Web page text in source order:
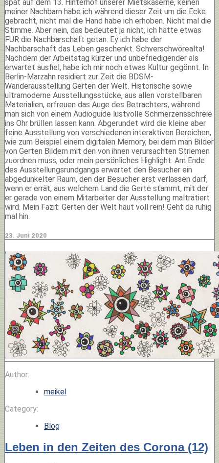
spät auf dem 13. Hinterhof unserer Mietskaserne, keinen
meiner Nachbarn habe ich während dieser Zeit um die Ecke
gebracht, nicht mal die Hand habe ich erhoben. Nicht mal die
Stimme. Aber nein, das bedeutet ja nicht, ich hätte etwas
FÜR die Nachbarschaft getan. Ey ich habe der
Nachbarschaft das Leben geschenkt. Schverschwörealta!
Nachdem der Arbeitstag kürzer und unbefriedigender als
erwartet ausfiel, habe ich mir noch etwas Kultur gegönnt. In
Berlin-Marzahn residiert zur Zeit die BDSM-
Wanderausstellung Gerten der Welt. Historische sowie
ultramoderne Ausstellungsstücke, aus allen vorstellbaren
Materialien, erfreuen das Auge des Betrachters, während
man sich von einem Audioguide lustvolle Schmerzensschreie
ins Ohr brüllen lassen kann. Abgerundet wird die kleine aber
feine Ausstellung von verschiedenen interaktiven Bereichen,
wie zum Beispiel einem digitalen Memory, bei dem man Bilder
von Gerten Bildern mit den von ihnen verursachten Striemen
zuordnen muss, oder mein persönliches Highlight: Am Ende
des Ausstellungsrundgangs erwartet den Besucher ein
abgedunkelter Raum, den der Besucher erst verlassen darf,
wenn er errät, aus welchem Land die Gerte stammt, mit der
er gerade von einem Mitarbeiter der Ausstellung malträtiert
wird. Mein Fazit: Gerten der Welt haut voll rein! Geht da ruhig
mal hin.
23. Juni 2020
Author:
meikel
Category:
Blog
Leben in den Zeiten des Corona (12)